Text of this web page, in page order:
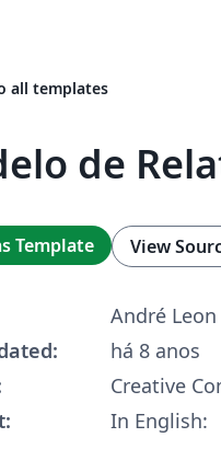
all templates
de
Template View
André
há 8 anos
Creative
In English: